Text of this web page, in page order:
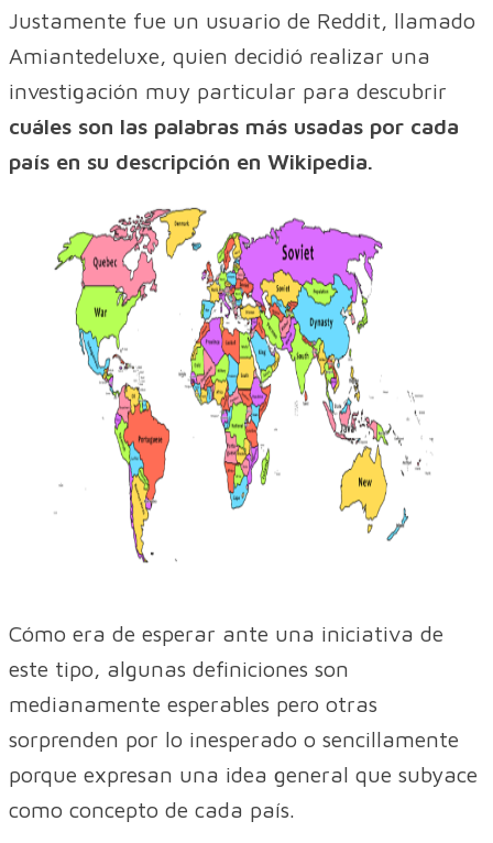
Justamente fue un usuario de Reddit, llamado
Amiantedeluxe, quien decidió realizar una
investigación muy particular para descubrir
cuáles son las palabras más usadas por cada
país en su descripción en Wikipedia.
Cómo era de esperar ante una iniciativa de
este tipo, algunas definiciones son
medianamente esperables pero otras
sorprenden por lo inesperado o sencillamente
porque expresan una idea general que subyace
como concepto de cada país.